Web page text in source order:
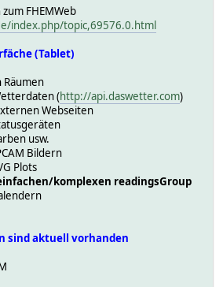
FHEMWeb
index.php/topic,69576.0.html
(Tablet)
Räumen
(http://api.daswetter.com)
Webseiten
usw.
Bildern
Plots
komplexen readingsGroup
sind aktuell vorhanden